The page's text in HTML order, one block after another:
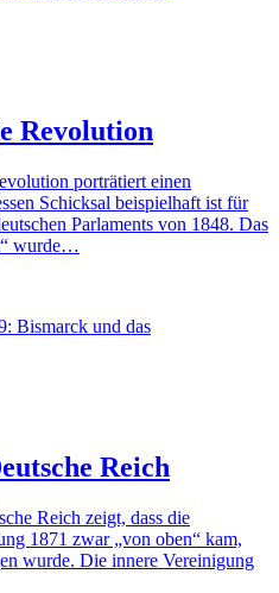
Revolution
porträtiert einen
Schicksal beispielhaft ist für
Parlaments von 1848. Das
wurde…
Reich
Reich zeigt, dass die
1871 zwar „von oben“ kam,
wurde. Die innere Vereinigung